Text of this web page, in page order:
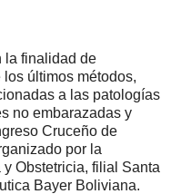
la finalidad de
últimos métodos,
a las patologías
no embarazadas y
Cruceño de
por la
Obstetricia, filial Santa
Bayer Boliviana.